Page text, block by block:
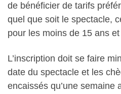
de bénéficier de tarifs
quel que soit le spectacle,
pour les moins de 15 ans et
L’inscription doit se faire
date du spectacle et les
encaissés qu’une semaine